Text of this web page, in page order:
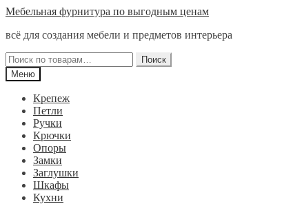
Перейти
навигации
Перейти
содержимому
Мебельная фурнитура по выгодным ценам
всё для создания мебели и предметов интерьера
Искать:
Поиск
Меню
Крепеж
Петли
Ручки
Крючки
Опоры
Замки
Заглушки
Шкафы
Кухни